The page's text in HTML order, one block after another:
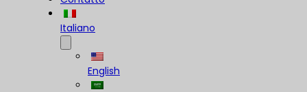
Italiano
English